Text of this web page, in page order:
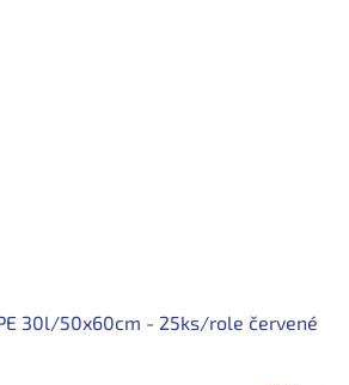
30l/50x60cm - 25ks/role červené